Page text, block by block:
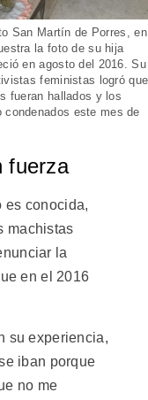
San Martín de Porres, en
la foto de su hija
en agosto del 2016. Su
feministas logró que
fueran hallados y los
este mes de
fuerza
es conocida,
machistas
la
en el 2016
su experiencia,
iban porque
no me